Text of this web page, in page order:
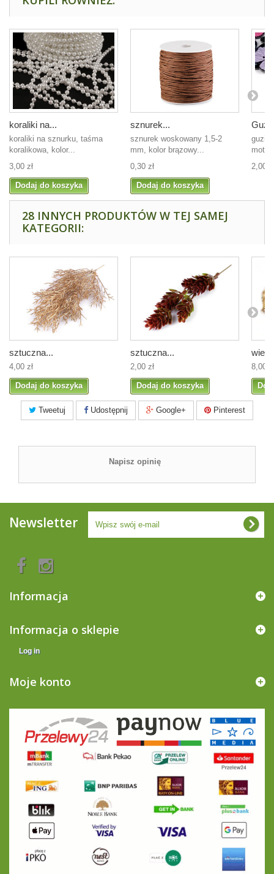
koraliki na...
koraliki na sznurku, taśma
koralikowa, kolor...
3,00 zł
Dodaj do koszyka
sznurek...
sznurek woskowany 1,5-2
mm, kolor brązowy...
0,30 zł
Dodaj do koszyka
guzik
2,00
28 INNYCH PRODUKTÓW W TEJ SAMEJ
KATEGORII:
sztuczna...
4,00 zł
Dodaj do koszyka
sztuczna...
2,00 zł
Dodaj do koszyka
8,00
Tweetuj Udostępnij Google+ Pinterest
Napisz opinię
Newsletter
Informacja
Informacja o sklepie
Log in
Moje konto